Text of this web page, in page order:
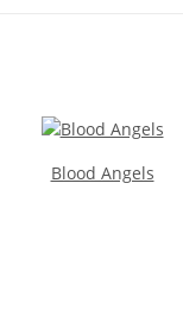
Blood Angels